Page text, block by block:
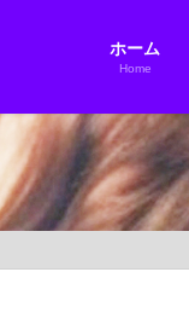
ホーム
Home